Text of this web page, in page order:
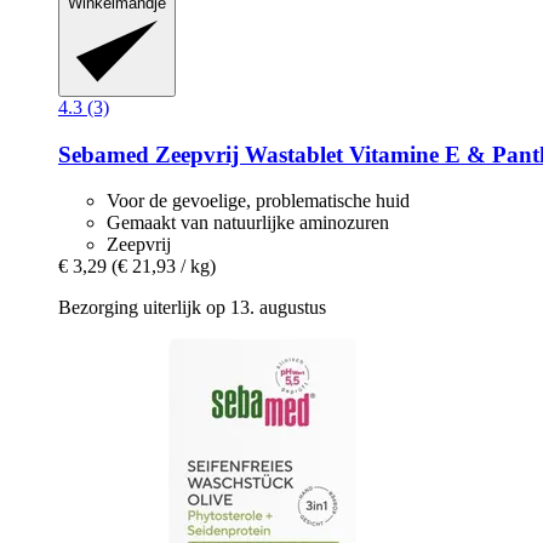
4.3 (3)
Sebamed Zeepvrij Wastablet Vitamine E &
Voor de gevoelige, problematische huid
Gemaakt van natuurlijke aminozuren
Zeepvrij
€ 3,29 (€ 21,93 / kg)
Bezorging uiterlijk op 13. augustus